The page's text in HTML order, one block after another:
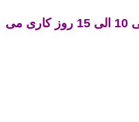
ارسال کالا جهت خریدهای اقساطی 10 الی 15 روز کاری می